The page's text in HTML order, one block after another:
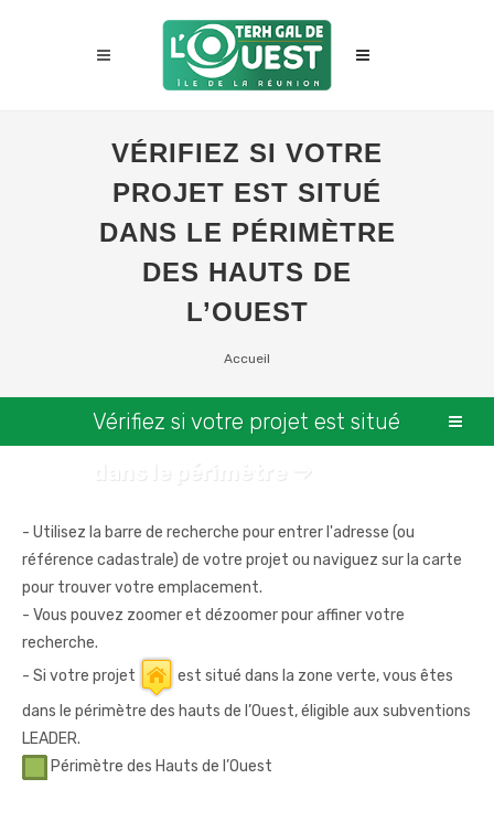
VÉRIFIEZ SI VOTRE
PROJET EST SITUÉ
DANS LE PÉRIMÈTRE
DES HAUTS DE
L’OUEST
Accueil
Vérifiez si votre projet est situé
dans le périmètre
- Utilisez la barre de recherche pour entrer l'adresse (ou
référence cadastrale) de votre projet ou naviguez sur la carte
pour trouver votre emplacement.
- Vous pouvez zoomer et dézoomer pour affiner votre
recherche.
- Si votre projet
est situé dans la zone verte, vous êtes
dans le périmètre des hauts de l’Ouest, éligible aux subventions
LEADER.
Périmètre des Hauts de l’Ouest